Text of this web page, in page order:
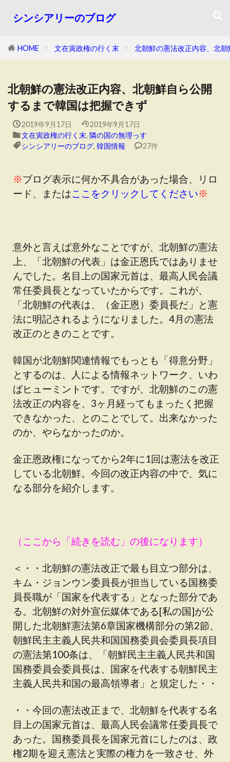
シンシアリーのブログ
HOME 文在寅政権の行く末 北朝鮮の憲法改正内容、北
北朝鮮の憲法改正内容、北朝鮮自ら公開
するまで韓国は把握できず
2019年9月17日
2019年9月17日
文在寅政権の行く末, 隣の国の無理っす
シンシアリーのブログ, 韓国情報 27件
※ブログ表示に何か不具合があった場合、リロ
ード、またはここをクリックしてください※
意外と言えば意外なことですが、北朝鮮の憲法
上、「北朝鮮の代表」は金正恩氏ではありませ
んでした。名目上の国家元首は、最高人民会議
常任委員長となっていたからです。これが、
「北朝鮮の代表は、（金正恩）委員長だ」と憲
法に明記されるようになりました。4月の憲法
改正のときのことです。
韓国が北朝鮮関連情報でもっとも「得意分野」
とするのは、人による情報ネットワーク、いわ
ばヒューミントです。ですが、北朝鮮のこの憲
法改正の内容を、3ヶ月経ってもまったく把握
できなかった、とのことでして。出来なかった
のか、やらなかったのか。
金正恩政権になってから2年に1回は憲法を改正
している北朝鮮。今回の改正内容の中で、気に
なる部分を紹介します。
（ここから「続きを読む」の後になります）
＜・・北朝鮮の憲法改正で最も目立つ部分は、
キム・ジョンウン委員長が担当している国務委
員長職が「国家を代表する」となった部分であ
る。北朝鮮の対外宣伝媒体である[私の国]が公
開した北朝鮮憲法第6章国家機構部分の第2節、
朝鮮民主主義人民共和国国務委員会委員長項目
の憲法第100条は、「朝鮮民主主義人民共和国
国務委員会委員長は、国家を代表する朝鮮民主
主義人民共和国の最高領導者」と規定した・・
・・今回の憲法改正まで、北朝鮮を代表する名
目上の国家元首は、最高人民会議常任委員長で
あった。国務委員長を国家元首にしたのは、政
権2期を迎え憲法と実際の権力を一致させ、外